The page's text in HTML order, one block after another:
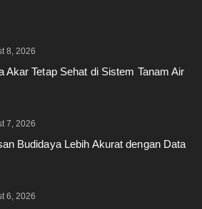
8, 2026
Akar Tetap Sehat di Sistem Tanam Air
7, 2026
Budidaya Lebih Akurat dengan Data
6, 2026